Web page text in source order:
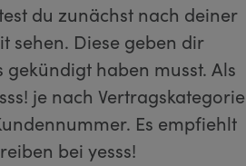
du zunächst nach deiner
sehen. Diese geben dir
haben musst. Als
je nach Vertragskategorie
Es empfiehlt
bei yesss!